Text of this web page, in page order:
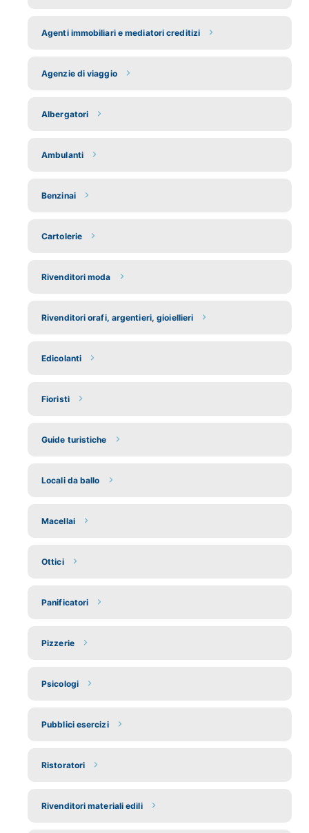
Agenti immobiliari e mediatori creditizi
Agenzie di viaggio
Albergatori
Ambulanti
Benzinai
Cartolerie
Rivenditori moda
Rivenditori orafi, argentieri, gioiellieri
Edicolanti
Fioristi
Guide turistiche
Locali da ballo
Macellai
Ottici
Panificatori
Pizzerie
Psicologi
Pubblici esercizi
Ristoratori
Rivenditori materiali edili